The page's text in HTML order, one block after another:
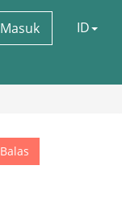
Masuk ID
Balas